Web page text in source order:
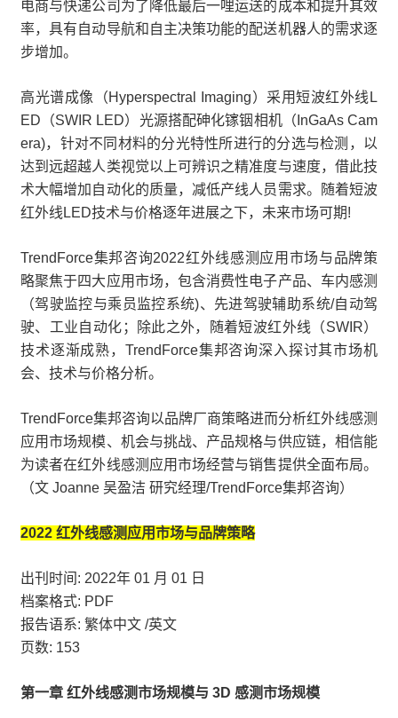
电商与快递公司为了降低最后一哩运送的成本和提升其效
率，具有自动导航和自主决策功能的配送机器人的需求逐
步增加。
高光谱成像（Hyperspectral Imaging）采用短波红外线L
ED（SWIR LED）光源搭配砷化镓铟相机（InGaAs Cam
era)，针对不同材料的分光特性所进行的分选与检测，以
达到远超越人类视觉以上可辨识之精准度与速度，借此技
术大幅增加自动化的质量，减低产线人员需求。随着短波
红外线LED技术与价格逐年进展之下，未来市场可期!
TrendForce集邦咨询2022红外线感测应用市场与品牌策
略聚焦于四大应用市场，包含消费性电子产品、车内感测
（驾驶监控与乘员监控系统)、先进驾驶辅助系统/自动驾
驶、工业自动化；除此之外，随着短波红外线（SWIR）
技术逐渐成熟，TrendForce集邦咨询深入探讨其市场机
会、技术与价格分析。
TrendForce集邦咨询以品牌厂商策略进而分析红外线感测
应用市场规模、机会与挑战、产品规格与供应链，相信能
为读者在红外线感测应用市场经营与销售提供全面布局。
（文 Joanne 吴盈洁 研究经理/TrendForce集邦咨询）
2022 红外线感测应用市场与品牌策略
出刊时间: 2022年 01 月 01 日
档案格式: PDF
报告语系: 繁体中文 /英文
页数: 153
第一章 红外线感测市场规模与 3D 感测市场规模